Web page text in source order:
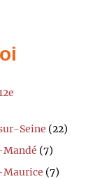
Seine (22)
Mandé (7)
Maurice (7)